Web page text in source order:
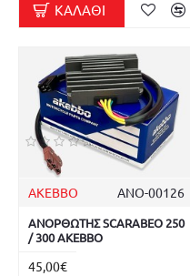
ΚΑΛΆΘΙ
AKEBBO ΑΝΟ-00126
ΑΝΟΡΘΩΤΗΣ SCARABEO 250
/ 300 AKEBBO
45,00€